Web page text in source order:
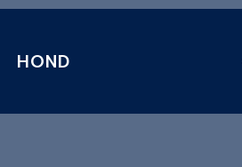
HOND